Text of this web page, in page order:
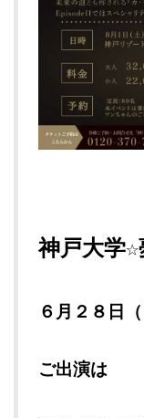
神戸大学
６ 月２８ 日（
ご出演は